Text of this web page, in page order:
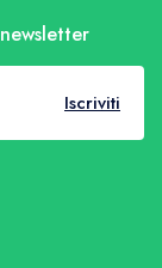
Iscriviti